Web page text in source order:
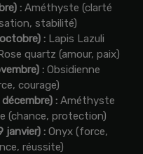
: Améthyste (clarté
stabilité)
: Lapis Lazuli
quartz (amour, paix)
: Obsidienne
courage)
: Améthyste
(chance, protection)
janvier) : Onyx (force,
réussite)